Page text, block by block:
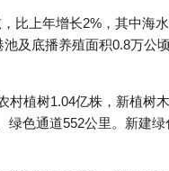
比上年增长2%，其中海
及底播养殖面积0.8万
村植树1.04亿株，新植树
绿色通道552公里。新建